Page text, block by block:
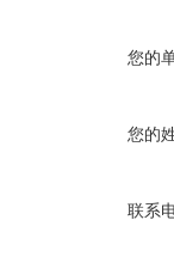
您的
您的
联系